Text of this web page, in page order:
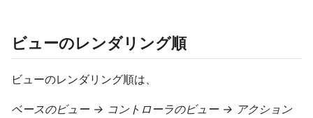
ビューのレンダリング順
ビューのレンダリング順は、
ベースのビュー → コントローラのビュー → アクション